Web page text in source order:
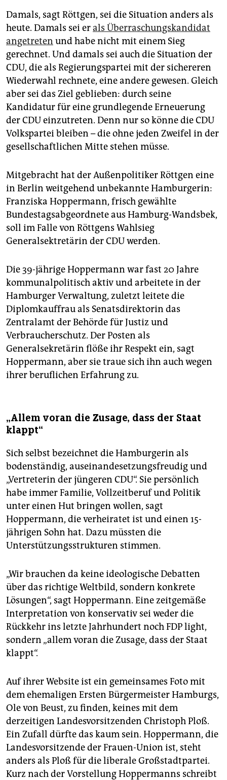
Damals, sagt Röttgen, sei die Situation anders als
heute. Damals sei erals Überraschungskandidat
angetreten und habe nicht mit einem Sieg
gerechnet. Und damals sei auch die Situation der
CDU, die als Regierungspartei mit der sichereren
Wiederwahl rechnete, eine andere gewesen. Gleich
aber sei das Ziel geblieben: durch seine
Kandidatur für eine grundlegende Erneuerung
der CDU einzutreten. Denn nur so könne die CDU
Volkspartei bleiben – die ohne jeden Zweifel in der
gesellschaftlichen Mitte stehen müsse.
Mitgebracht hat der Außenpolitiker Röttgen eine
in Berlin weitgehend unbekannte Hamburgerin:
Franziska Hoppermann, frisch gewählte
Bundestagsabgeordnete aus Hamburg-Wandsbek,
soll im Falle von Röttgens Wahlsieg
Generalsektretärin der CDU werden.
Die 39-jährige Hoppermann war fast 20 Jahre
kommunalpolitisch aktiv und arbeitete in der
Hamburger Verwaltung, zuletzt leitete die
Diplomkauffrau als Senatsdirektorin das
Zentralamt der Behörde für Justiz und
Verbraucherschutz. Der Posten als
Generalsekretärin flöße ihr Respekt ein, sagt
Hoppermann, aber sie traue sich ihn auch wegen
ihrer beruflichen Erfahrung zu.
„Allem voran die Zusage, dass der Staat
klappt“
Sich selbst bezeichnet die Hamburgerin als
bodenständig, auseinandesetzungsfreudig und
„Vertreterin der jüngeren CDU“. Sie persönlich
habe immer Familie, Vollzeitberuf und Politik
unter einen Hut bringen wollen, sagt
Hoppermann, die verheiratet ist und einen 15-
jährigen Sohn hat. Dazu müssten die
Unterstützungsstrukturen stimmen.
„Wir brauchen da keine ideologische Debatten
über das richtige Weltbild, sondern konkrete
Lösungen“, sagt Hoppermann. Eine zeitgemäße
Interpretation von konservativ sei weder die
Rückkehr ins letzte Jahrhundert noch FDP light,
sondern „allem voran die Zusage, dass der Staat
klappt“.
Auf ihrer Website ist ein gemeinsames Foto mit
dem ehemaligen Ersten Bürgermeister Hamburgs,
Ole von Beust, zu finden, keines mit dem
derzeitigen Landesvorsitzenden Christoph Ploß.
Ein Zufall dürfte das kaum sein. Hoppermann, die
Landesvorsitzende der Frauen-Union ist, steht
anders als Ploß für die liberale Großstadtpartei.
Kurz nach der Vorstellung Hoppermanns schreibt